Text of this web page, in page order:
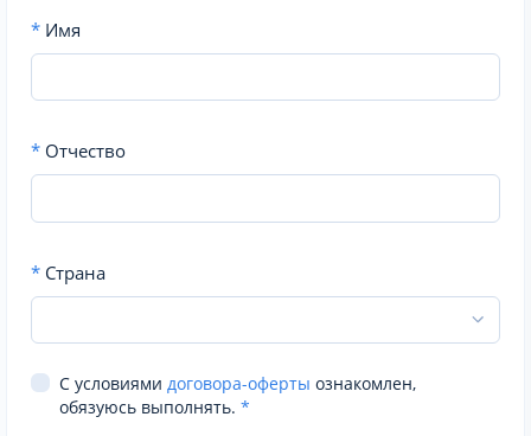
* Имя
* Отчество
* Страна
С условиями договора-оферты ознакомлен,
обязуюсь выполнять. *